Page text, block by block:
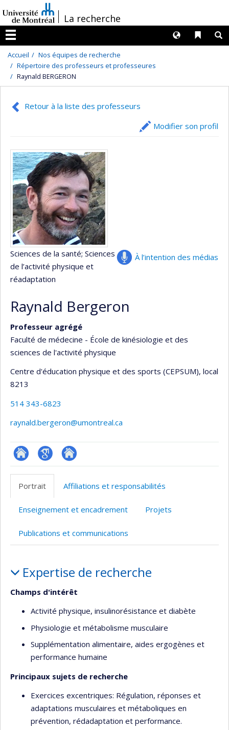
au
contenu
/La recherche
Menu
Liens
Langues
Accueil
Nos équipes de recherche
Répertoire des professeurs et professeures
Raynald BERGERON
Retour à la liste des professeurs
Modifier son profil
À l’intention des médias
Sciences de la santé; Sciences
de l’activité physique et
réadaptation
Raynald Bergeron
Professeur agrégé
Faculté de médecine - École de kinésiologie et des
sciences de l'activité physique
Centre d'éducation physique et des sports (CEPSUM), local
8213
514 343-6823
raynald.bergeron@umontreal.ca
Site
l’unité
recherche
GoogleAutre
site
Portrait Affiliations et responsabilités
Enseignement et encadrement Projets
Publications et communications
Expertise de recherche
Champs d'intérêt
Activité physique, insulinorésistance et diabète
Physiologie et métabolisme musculaire
Supplémentation alimentaire, aides ergogènes et
performance humaine
Principaux sujets de recherche
Exercices excentriques: Régulation, réponses et
adaptations musculaires et métaboliques en
prévention, rédadaptation et performance.